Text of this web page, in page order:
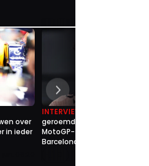
over
in ieder
INTERVIEW
geroemd als 'killer' door
MotoGP-fenomeen in
Barcelona